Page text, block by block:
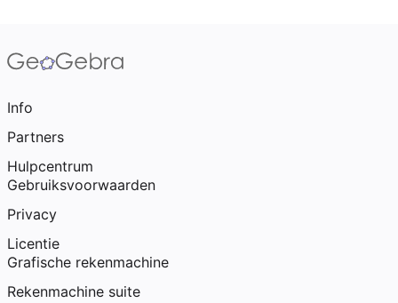
Info
Partners
Hulpcentrum
Gebruiksvoorwaarden
Privacy
Licentie
Grafische rekenmachine
Rekenmachine suite